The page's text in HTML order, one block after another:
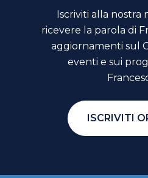
Iscriviti alla
ricevere la parola di
aggiornamenti sul
eventi e sui
ISCRIVITI